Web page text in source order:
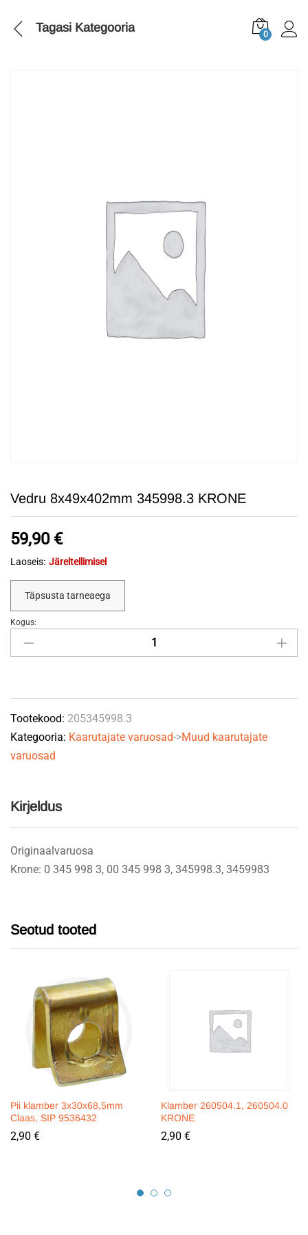
Tagasi Kategooria 0
Vedru 8x49x402mm 345998.3 KRONE
59,90 €
Laoseis: Järeltellimisel
Täpsusta tarneaega
Vedru
8x49x402mm
quantity
Kogus:
Tootekood: 205345998.3
Kategooria: Kaarutajate varuosad->Muud kaarutajate
varuosad
Kirjeldus
Originaalvaruosa
Krone: 0 345 998 3, 00 345 998 3, 345998.3, 3459983
Seotud tooted
Pii klamber 3x30x68,5mm
Claas, SIP 9536432
2,90 €
Klamber 260504.1, 260504.0
KRONE
2,90 €